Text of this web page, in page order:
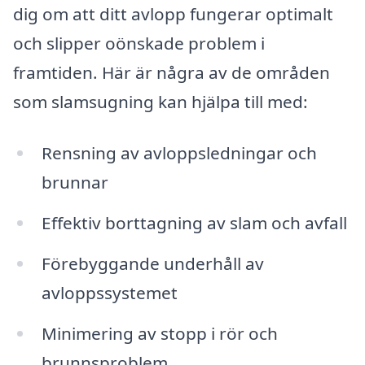
dig om att ditt avlopp fungerar optimalt
och slipper oönskade problem i
framtiden. Här är några av de områden
som slamsugning kan hjälpa till med:
Rensning av avloppsledningar och
brunnar
Effektiv borttagning av slam och avfall
Förebyggande underhåll av
avloppssystemet
Minimering av stopp i rör och